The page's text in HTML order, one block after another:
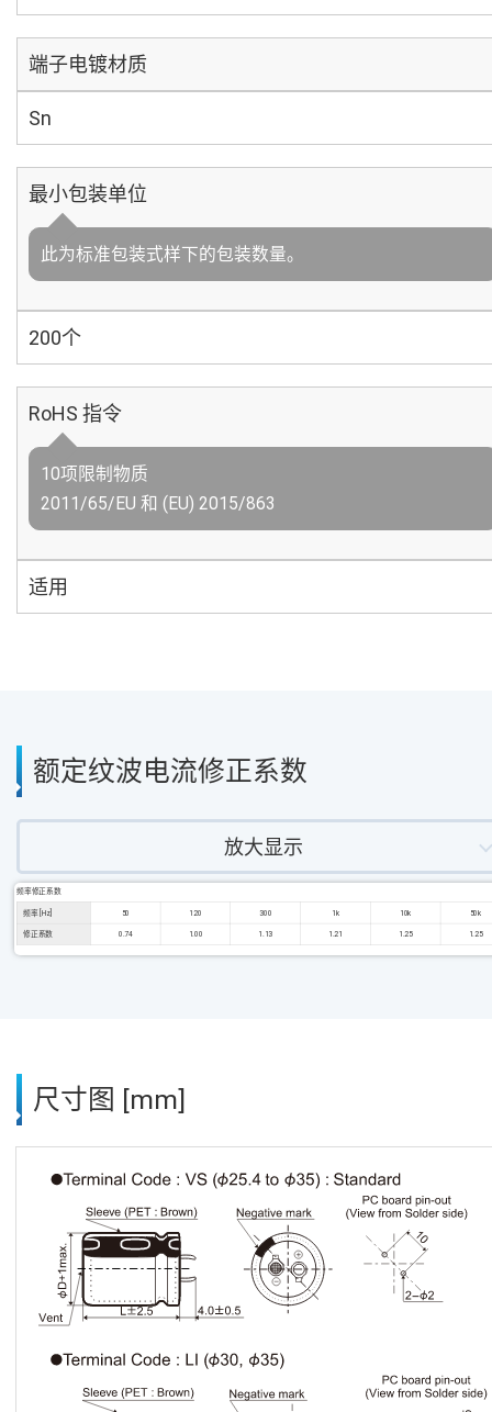
端子电镀材质
Sn
最小包装单位
此为标准包装式样下的包装数量。
200个
RoHS 指令
10项限制物质
2011/65/EU 和 (EU) 2015/863
适用
额定纹波电流修正系数
放大显示
频率修正系数
频率 [Hz] 50 120 300 1k 10k 50k
修正系数 0.74 1.00 1.13 1.21 1.25 1.25
尺寸图 [mm]